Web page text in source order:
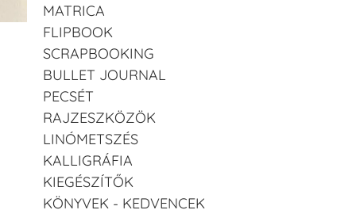
MATRICA
FLIPBOOK
SCRAPBOOKING
BULLET JOURNAL
PECSÉT
RAJZESZKÖZÖK
LINÓMETSZÉS
KALLIGRÁFIA
KIEGÉSZÍTŐK
KÖNYVEK - KEDVENCEK